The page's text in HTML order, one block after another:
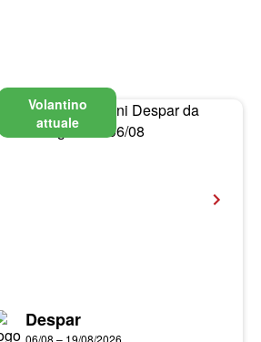
Volantino
attuale
Despar
06/08 – 19/08/2026